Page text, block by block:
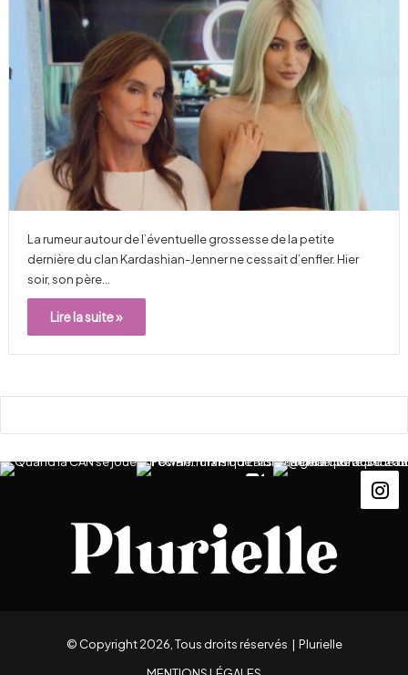
La rumeur autour de l’éventuelle grossesse de la petite
dernière du clan Kardashian-Jenner ne cessait d’enfler. Hier
soir, son père…
Lire la suite »
© Copyright 2026, Tous droits réservés | Plurielle